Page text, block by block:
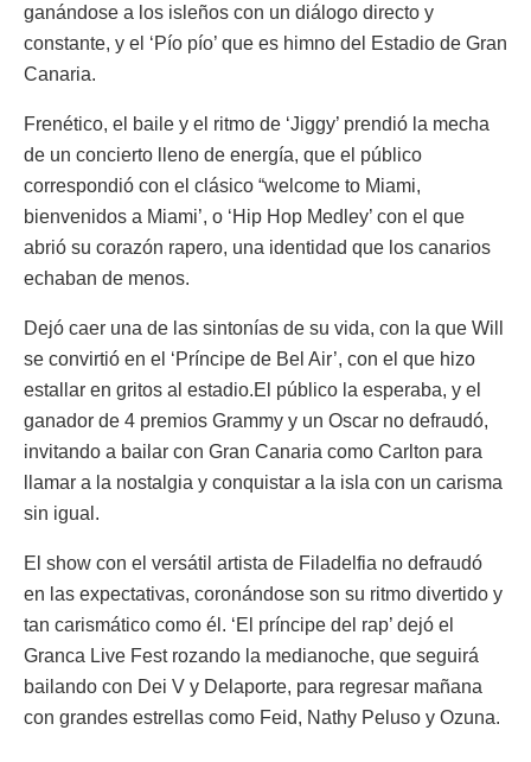
ganándose a los isleños con un diálogo directo y
constante, y el ‘Pío pío’ que es himno del Estadio de Gran
Canaria.
Frenético, el baile y el ritmo de ‘Jiggy’ prendió la mecha
de un concierto lleno de energía, que el público
correspondió con el clásico “welcome to Miami,
bienvenidos a Miami’, o ‘Hip Hop Medley’ con el que
abrió su corazón rapero, una identidad que los canarios
echaban de menos.
Dejó caer una de las sintonías de su vida, con la que Will
se convirtió en el ‘Príncipe de Bel Air’, con el que hizo
estallar en gritos al estadio.El público la esperaba, y el
ganador de 4 premios Grammy y un Oscar no defraudó,
invitando a bailar con Gran Canaria como Carlton para
llamar a la nostalgia y conquistar a la isla con un carisma
sin igual.
El show con el versátil artista de Filadelfia no defraudó
en las expectativas, coronándose son su ritmo divertido y
tan carismático como él. ‘El príncipe del rap’ dejó el
Granca Live Fest rozando la medianoche, que seguirá
bailando con Dei V y Delaporte, para regresar mañana
con grandes estrellas como Feid, Nathy Peluso y Ozuna.